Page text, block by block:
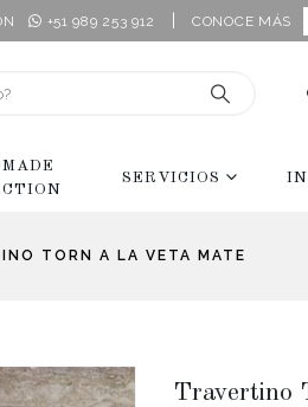
+51 989 253 912 CONOCE MÁS
SERVICIOS
TORN A LA VETA MATE
Travertino